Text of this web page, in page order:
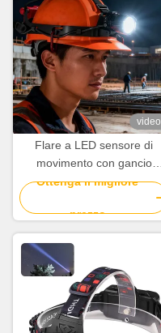
video
Flare a LED sensore di
movimento con gancio
ricaricabile tipo C IPX4 per
Ottenga il migliore
prezzo